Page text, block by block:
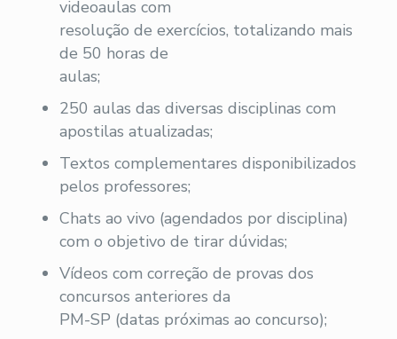
videoaulas com
resolução de exercícios, totalizando mais
de 50 horas de
aulas;
250 aulas das diversas disciplinas com
apostilas atualizadas;
Textos complementares disponibilizados
pelos professores;
Chats ao vivo (agendados por disciplina)
com o objetivo de tirar dúvidas;
Vídeos com correção de provas dos
concursos anteriores da
PM-SP (datas próximas ao concurso);